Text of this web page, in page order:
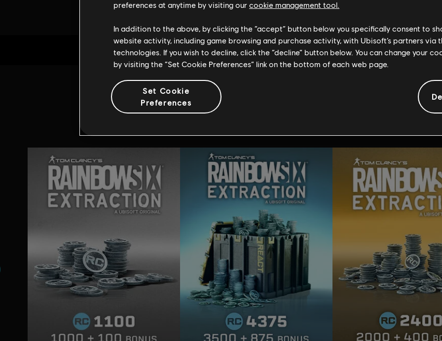
INFORMACIÓN GENERAL
Contenido adicional
preferences at anytime by visiting our cookie management tool.
In addition to the above, by clicking the “accept” button below you specifically consent to
website activity, including game browsing and purchase activity, with Ubisoft’s partners via
technologies. If you wish to decline, click the “decline” button below. You can change your
by visiting the “Set Cookie Preferences” link on the bottom of each web page.
Set Cookie
Preferences